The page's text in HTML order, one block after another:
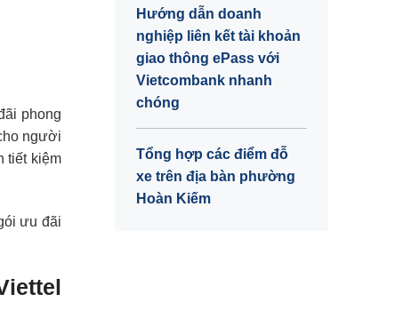
phong
người
tiết kiệm
ưu đãi
Hướng dẫn doanh
nghiệp liên kết tài khoản
giao thông ePass với
Vietcombank nhanh
chóng
Tổng hợp các điểm đỗ
xe trên địa bàn phường
Hoàn Kiếm